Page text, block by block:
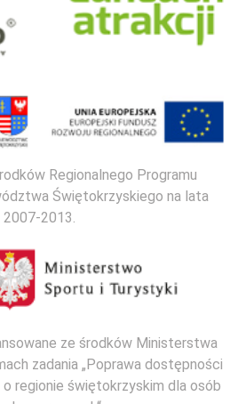
Regionalnego Programu
Świętokrzyskiego na lata
2007-2013.
ze środków Ministerstwa
zadania „Poprawa dostępności
regionie świętokrzyskim dla osób